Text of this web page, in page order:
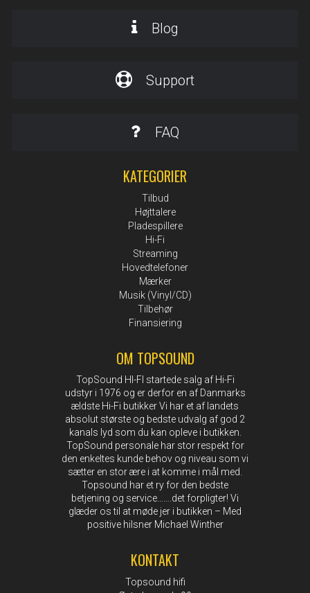
Blog
Support
FAQ
KATEGORIER
Tilbud
Højttalere
Pladespillere
Hi-Fi
Streaming
Hovedtelefoner
Mærker
Musik (Vinyl/CD)
Tilbehør
Finansiering
OM TOPSOUND
TopSound HI-FI startede salg af Hi-Fi
udstyr i 1976 og er derfor en af Danmarks
ældste Hi-Fi butikker Vi har et af landets
absolut største og bedste udvalg af god 2
kanals lyd som du kan opleve i butikken.
TopSound personale har stor respekt for
den enkeltes kunde behov og niveau som vi
sætter en stor ære i at komme i mål med.
Topsound har et ry for den bedste
betjening og service…….det forpligter! Vi
glæder os til at møde jer i butikken – Med
positive hilsner Michael Winther
KONTAKT
Topsound hifi